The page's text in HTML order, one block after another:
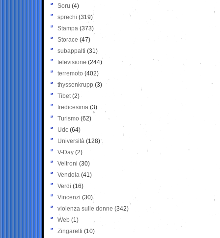
Soru (4)
sprechi (319)
Stampa (373)
Storace (47)
subappalti (31)
televisione(244)
terremoto (402)
thyssenkrupp (3)
Tibet(2)
tredicesima (3)
Turismo (62)
Udc (64)
Università (128)
V-Day (2)
Veltroni (30)
Vendola (41)
Verdi (16)
Vincenzi (30)
violenza sulle donne (342)
Web (1)
Zingaretti (10)